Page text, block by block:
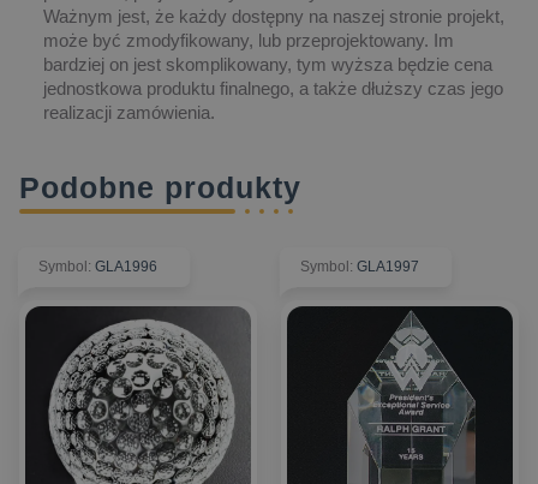
Ważnym jest, że każdy dostępny na naszej stronie projekt,
może być zmodyfikowany, lub przeprojektowany. Im
bardziej on jest skomplikowany, tym wyższa będzie cena
jednostkowa produktu finalnego, a także dłuższy czas jego
realizacji zamówienia.
Podobne produkty
Symbol: GLA1996 Symbol: GLA1997